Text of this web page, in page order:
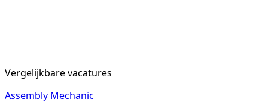
Vergelijkbare vacatures
Assembly Mechanic